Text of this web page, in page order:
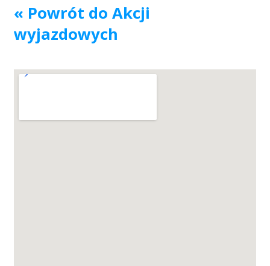
Akcje wyjazdowe
Krwiodawcy
Szpitale
« Powrót do Akcji
wyjazdowych